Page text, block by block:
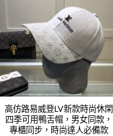
wishlist
高仿路易威登LV新款時尚休閑
四季可用鴨舌帽，男女同款，
專櫃同步，時尚達人必備款